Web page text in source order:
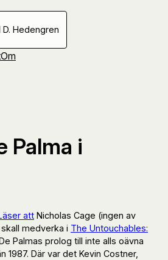
D. Hedengren
Om
Palma i
att Nicholas Cage (ingen av
medverka i The Untouchables:
De Palmas prolog till inte alls oävna
1987. Där var det Kevin Costner,